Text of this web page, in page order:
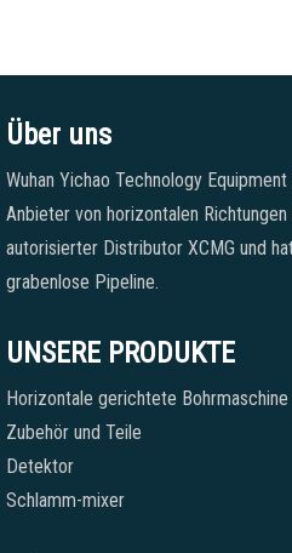
Über uns
Wuhan Yichao Technology
Anbieter von horizontalen Richtungen
autorisierter Distributor XCMG und
grabenlose Pipeline.
UNSERE PRODUKTE
Horizontale gerichtete Bohrmaschine
Zubehör und Teile
Detektor
Schlamm-mixer